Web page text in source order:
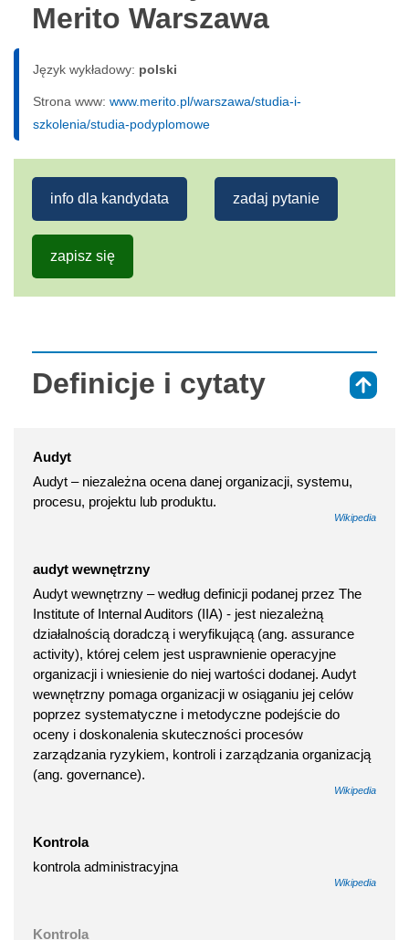
Merito Warszawa
Język wykładowy: polski
Strona www: www.merito.pl/warszawa/studia-i-
szkolenia/studia-podyplomowe
info dla kandydata zadaj pytanie
zapisz się
Definicje i cytaty
Audyt
Audyt – niezależna ocena danej organizacji, systemu,
procesu, projektu lub produktu.
Wikipedia
audyt wewnętrzny
Audyt wewnętrzny – według definicji podanej przez The
Institute of Internal Auditors (IIA) - jest niezależną
działalnością doradczą i weryfikującą (ang. assurance
activity), której celem jest usprawnienie operacyjne
organizacji i wniesienie do niej wartości dodanej. Audyt
wewnętrzny pomaga organizacji w osiąganiu jej celów
poprzez systematyczne i metodyczne podejście do
oceny i doskonalenia skuteczności procesów
zarządzania ryzykiem, kontroli i zarządzania organizacją
(ang. governance).
Wikipedia
Kontrola
kontrola administracyjna
Wikipedia
Kontrola